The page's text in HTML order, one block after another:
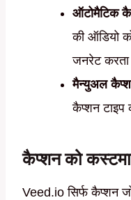
ऑटोमैटिक
की ऑडियो
जनरेट करता
मैन्युअल
कैप्शन
कैप्शन को
Veed.io सिर्फ कैप्शन